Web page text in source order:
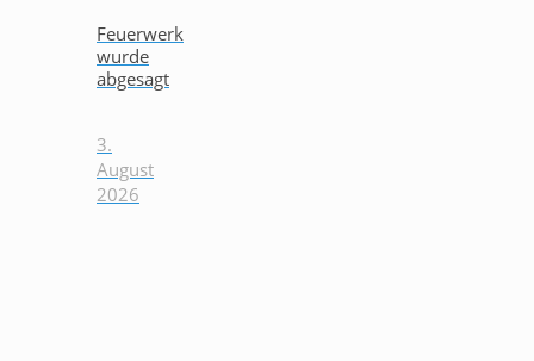
Feuerwerk
wurde
abgesagt
3.
August
2026